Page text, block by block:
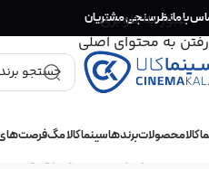
عبور به ناوبری
رفتن به محتوای اصلی
با مانظرسنجی مشتریان
کالامحصولاتبرندهاسینما کالا مگ